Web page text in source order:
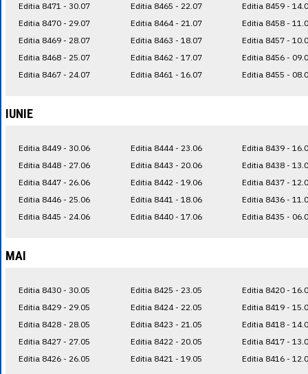
Editia 8471 - 30.07
Editia 8470 - 29.07
Editia 8469 - 28.07
Editia 8468 - 25.07
Editia 8467 - 24.07
Editia 8465 - 22.07
Editia 8464 - 21.07
Editia 8463 - 18.07
Editia 8462 - 17.07
Editia 8461 - 16.07
Editia 8459 -
Editia 8458 -
Editia 8457 -
Editia 8456 -
Editia 8455 -
IUNIE
Editia 8449 - 30.06
Editia 8448 - 27.06
Editia 8447 - 26.06
Editia 8446 - 25.06
Editia 8445 - 24.06
Editia 8444 - 23.06
Editia 8443 - 20.06
Editia 8442 - 19.06
Editia 8441 - 18.06
Editia 8440 - 17.06
Editia 8439 -
Editia 8438 -
Editia 8437 -
Editia 8436 -
Editia 8435 -
MAI
Editia 8430 - 30.05
Editia 8429 - 29.05
Editia 8428 - 28.05
Editia 8427 - 27.05
Editia 8426 - 26.05
Editia 8425 - 23.05
Editia 8424 - 22.05
Editia 8423 - 21.05
Editia 8422 - 20.05
Editia 8421 - 19.05
Editia 8420 -
Editia 8419 -
Editia 8418 -
Editia 8417 -
Editia 8416 -